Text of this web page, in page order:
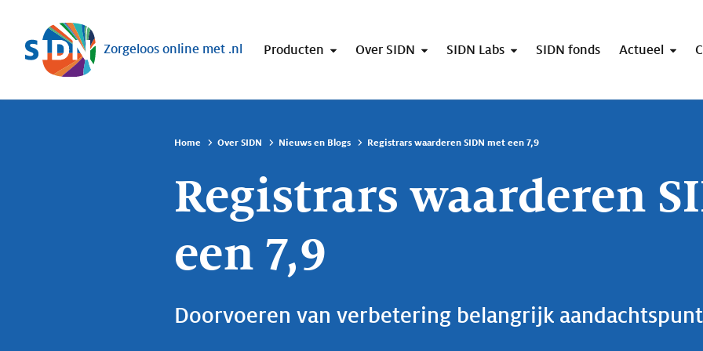
Sla navigatie over
Zorgeloos online met .nl Producten Over SIDN SIDN Labs SIDN fonds Actueel
Home Over SIDN Nieuws en Blogs Registrars waarderen SIDN met een 7,9
Registrars waarderen
een 7,9
Doorvoeren van verbetering belangrijk aandachtspunt